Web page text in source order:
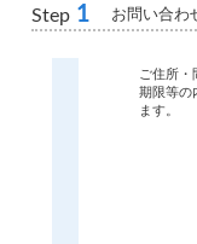
Step 1 お問い合わ
ご住所・
期限等の
ます。